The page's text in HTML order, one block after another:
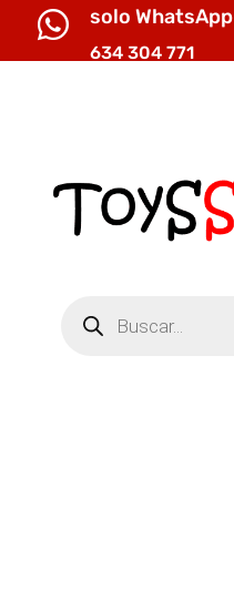
 solo WhatsApp
634 304 771
productos